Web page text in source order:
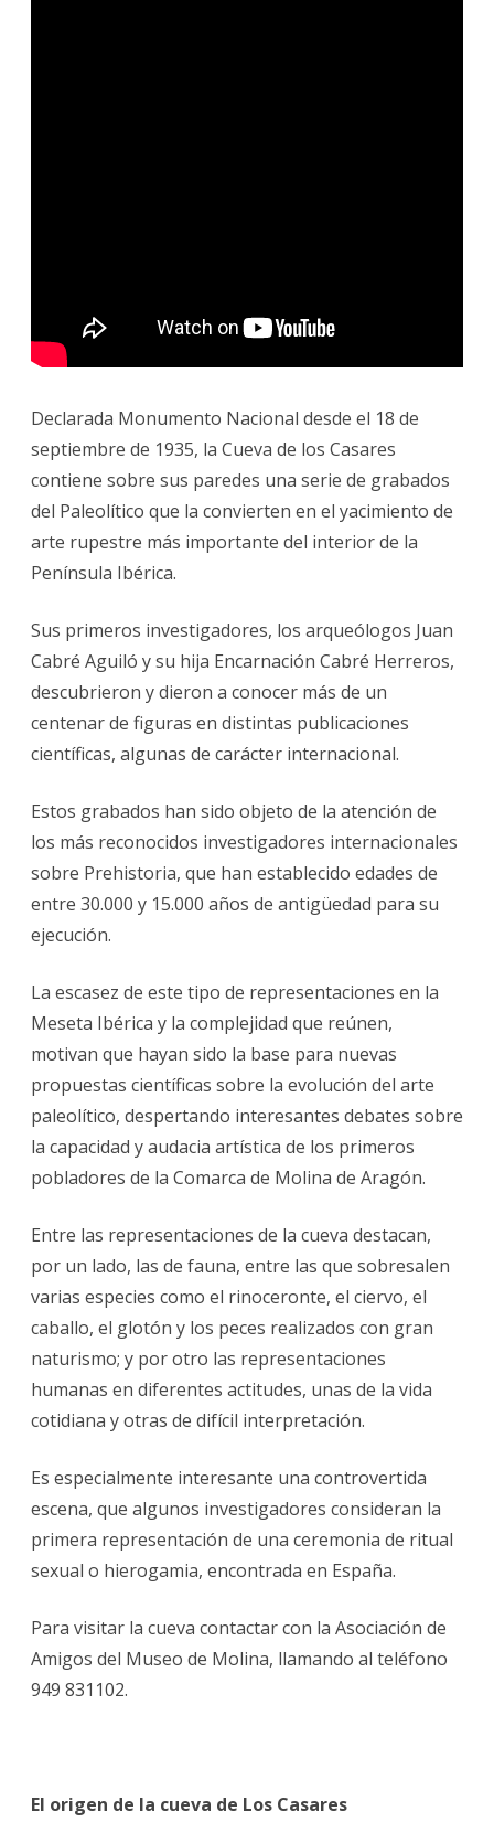
Declarada Monumento Nacional desde el 18 de
septiembre de 1935, la Cueva de los Casares
contiene sobre sus paredes una serie de grabados
del Paleolítico que la convierten en el yacimiento de
arte rupestre más importante del interior de la
Península Ibérica.
Sus primeros investigadores, los arqueólogos Juan
Cabré Aguiló y su hija Encarnación Cabré Herreros,
descubrieron y dieron a conocer más de un
centenar de figuras en distintas publicaciones
científicas, algunas de carácter internacional.
Estos grabados han sido objeto de la atención de
los más reconocidos investigadores internacionales
sobre Prehistoria, que han establecido edades de
entre 30.000 y 15.000 años de antigüedad para su
ejecución.
La escasez de este tipo de representaciones en la
Meseta Ibérica y la complejidad que reúnen,
motivan que hayan sido la base para nuevas
propuestas científicas sobre la evolución del arte
paleolítico, despertando interesantes debates sobre
la capacidad y audacia artística de los primeros
pobladores de la Comarca de Molina de Aragón.
Entre las representaciones de la cueva destacan,
por un lado, las de fauna, entre las que sobresalen
varias especies como el rinoceronte, el ciervo, el
caballo, el glotón y los peces realizados con gran
naturismo; y por otro las representaciones
humanas en diferentes actitudes, unas de la vida
cotidiana y otras de difícil interpretación.
Es especialmente interesante una controvertida
escena, que algunos investigadores consideran la
primera representación de una ceremonia de ritual
sexual o hierogamia, encontrada en España.
Para visitar la cueva contactar con la Asociación de
Amigos del Museo de Molina, llamando al teléfono
949 831102.
El origen de la cueva de Los Casares